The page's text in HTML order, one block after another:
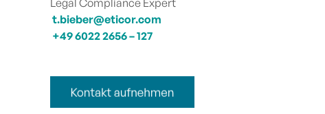
Legal Compliance Expert
t.bieber@eticor.com
+49 6022 2656 – 127